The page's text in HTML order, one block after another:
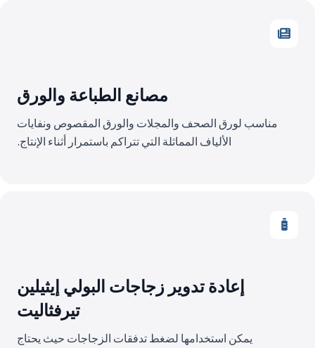
مصانع الطباعة والورق
مناسب لورق الصحف والمجلات والورق المقصوص ونفايات
الألياف المماثلة التي تتراكم باستمرار أثناء الإنتاج.
إعادة تدوير زجاجات البولي إيثيلين
تيرفثاليت
يمكن استخدامها لضغط تدفقات الزجاجات حيث يحتاج